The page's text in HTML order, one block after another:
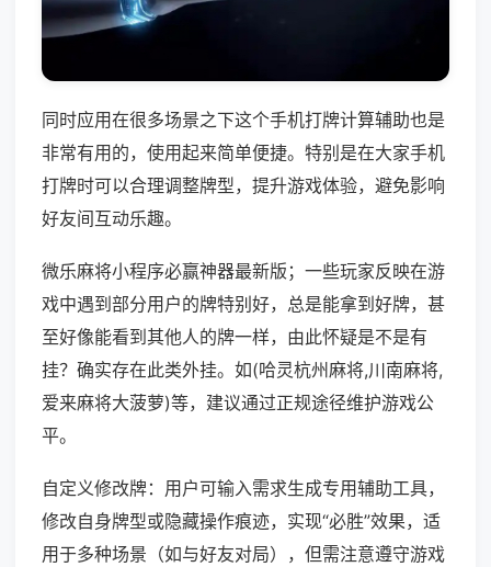
同时应用在很多场景之下这个手机打牌计算辅助也是
非常有用的，使用起来简单便捷。特别是在大家手机
打牌时可以合理调整牌型，提升游戏体验，避免影响
好友间互动乐趣。
微乐麻将小程序必赢神器最新版；一些玩家反映在游
戏中遇到部分用户的牌特别好，总是能拿到好牌，甚
至好像能看到其他人的牌一样，由此怀疑是不是有
挂？确实存在此类外挂。如(哈灵杭州麻将,川南麻将,
爱来麻将大菠萝)等，建议通过正规途径维护游戏公
平。
自定义修改牌：用户可输入需求生成专用辅助工具，
修改自身牌型或隐藏操作痕迹，实现“必胜”效果，适
用于多种场景（如与好友对局），但需注意遵守游戏